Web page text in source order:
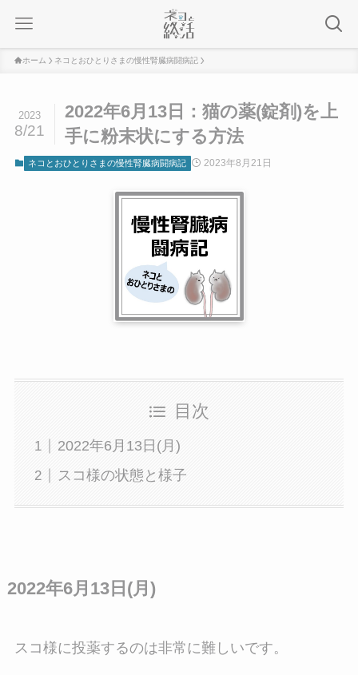
ホーム ネコとおひとりさまの慢性腎臓病闘病記
2022年6月13日：猫の薬(錠剤)を上
手に粉末状にする方法
2023
8/21
ネコとおひとりさまの慢性腎臓病闘病記 2023年8月21日
目次
2022年6月13日(月)
スコ様の状態と様子
2022年6月13日(月)
スコ様に投薬するのは非常に難しいです。